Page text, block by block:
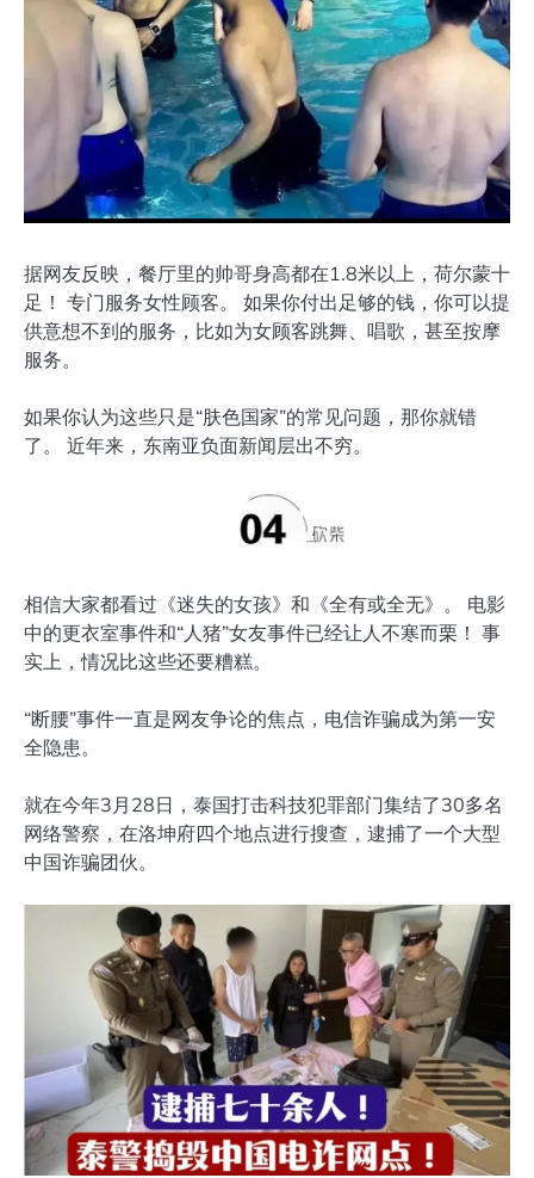
据网友反映，餐厅里的帅哥身高都在1.8米以上，荷尔蒙十
足！ 专门服务女性顾客。 如果你付出足够的钱，你可以提
供意想不到的服务，比如为女顾客跳舞、唱歌，甚至按摩
服务。
如果你认为这些只是“肤色国家”的常见问题，那你就错
了。 近年来，东南亚负面新闻层出不穷。
相信大家都看过《迷失的女孩》和《全有或全无》。 电影
中的更衣室事件和“人猪”女友事件已经让人不寒而栗！ 事
实上，情况比这些还要糟糕。
“断腰”事件一直是网友争论的焦点，电信诈骗成为第一安
全隐患。
就在今年3月28日，泰国打击科技犯罪部门集结了30多名
网络警察，在洛坤府四个地点进行搜查，逮捕了一个大型
中国诈骗团伙。